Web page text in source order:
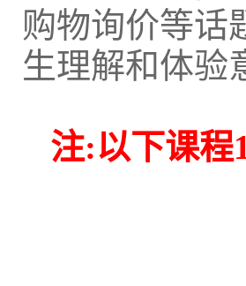
购物询价等话
生理解和体验
注:以下课程